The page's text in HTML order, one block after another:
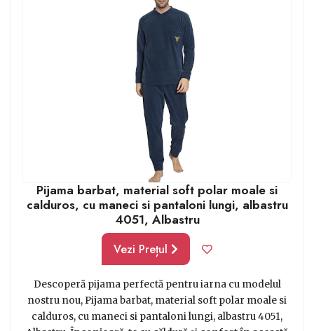
- Alege mărimea corect:nimic nu este mai
inconfortabil decât o pijama aleasă cu un număr mai
mic sau mai mare, așa că alege corect mărimea
Pijama barbat, material soft polar moale si
calduros, cu maneci si pantaloni lungi, albastru
4051, Albastru
Vezi Prețul
Descoperă pijama perfectă pentru iarna cu modelul
nostru nou, Pijama barbat, material soft polar moale si
calduros, cu maneci si pantaloni lungi, albastru 4051,